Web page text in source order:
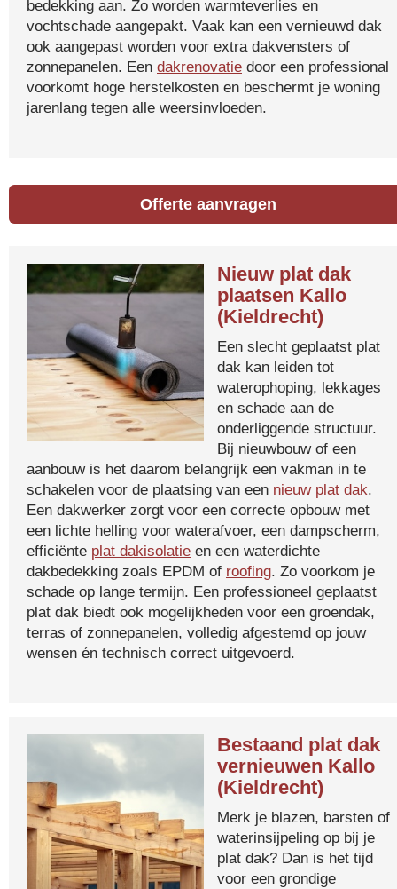
bedekking aan. Zo worden warmteverlies en
vochtschade aangepakt. Vaak kan een vernieuwd dak
ook aangepast worden voor extra dakvensters of
zonnepanelen. Een dakrenovatie door een professional
voorkomt hoge herstelkosten en beschermt je woning
jarenlang tegen alle weersinvloeden.
Offerte aanvragen
Nieuw plat dak
plaatsen Kallo
(Kieldrecht)
Een slecht geplaatst plat
dak kan leiden tot
waterophoping, lekkages
en schade aan de
onderliggende structuur.
Bij nieuwbouw of een
aanbouw is het daarom belangrijk een vakman in te
schakelen voor de plaatsing van een nieuw plat dak.
Een dakwerker zorgt voor een correcte opbouw met
een lichte helling voor waterafvoer, een dampscherm,
efficiënte plat dakisolatie en een waterdichte
dakbedekking zoals EPDM of roofing. Zo voorkom je
schade op lange termijn. Een professioneel geplaatst
plat dak biedt ook mogelijkheden voor een groendak,
terras of zonnepanelen, volledig afgestemd op jouw
wensen én technisch correct uitgevoerd.
Bestaand plat dak
vernieuwen Kallo
(Kieldrecht)
Merk je blazen, barsten of
waterinsijpeling op bij je
plat dak? Dan is het tijd
voor een grondige